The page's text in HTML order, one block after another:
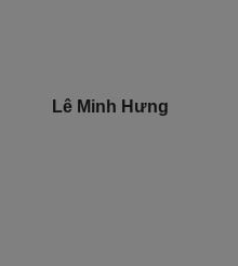
Lê Minh Hưng